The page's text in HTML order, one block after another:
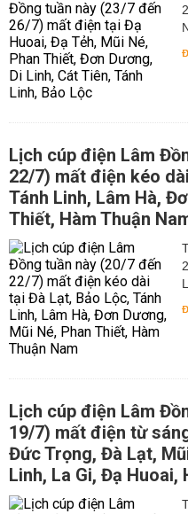
Lịch cúp điện Lâm
22/7) mất điện kéo
Tánh Linh, Lâm Hà,
Thiết, Hàm Thuận
Lịch cúp điện Lâm
19/7) mất điện từ
Đức Trọng, Đà Lạt,
Linh, La Gi, Đạ Huoai,